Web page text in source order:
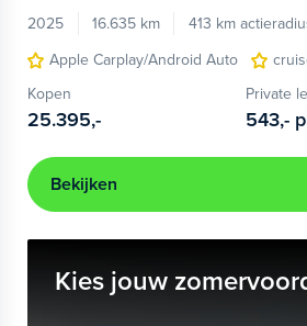
2025
16.635 km 413 km
Apple Carplay/Android Auto
Kopen
25.395,-
Private
543,-
Bekijken
Kies jouw